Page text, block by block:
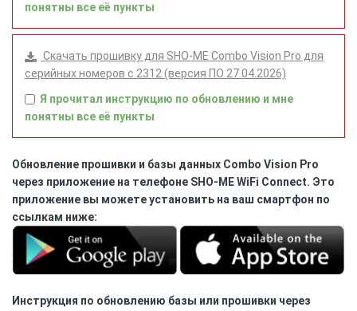
понятны все её пункты
Скачать прошивку для SHO-ME Combo Vision Pro для
серийных номеров с 2312 (версия ПО 27.04.2026)
Я прочитал инструкцию по обновлению и мне
понятны все её пункты
Обновление прошивки и базы данных Combo Vision Pro
через приложение на телефоне SHO-ME WiFi Connect. Это
приложение вы можете установить на ваш смартфон по
ссылкам ниже:
Инструкция по обновлению базы или прошивки через